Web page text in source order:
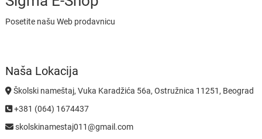
Posetite našu Web prodavnicu
Naša Lokacija
Školski nameštaj, Vuka Karadžića 56a, Ostružnica 11251, Beograd
+381 (064) 1674437
skolskinamestaj011@gmail.com